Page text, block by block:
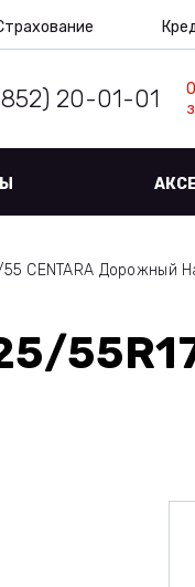
20-01-01
CENTARA Дорожный